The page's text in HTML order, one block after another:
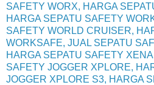
SAFETY WORX, HARGA
HARGA SEPATU SAFETY
SAFETY WORLD CRUISER,
WORKSAFE, JUAL SEPATU
HARGA SEPATU SAFETY
SAFETY JOGGER XPLORE,
JOGGER XPLORE S3, HARGA